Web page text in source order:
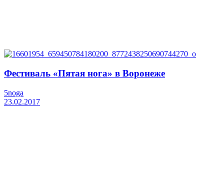
Фестиваль «Пятая нога» в Воронеже
5noga
23.02.2017